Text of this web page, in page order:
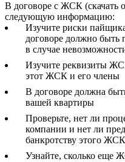
В договоре с ЖСК (скачать
следующую информацию:
Изучите риски
договоре должно быть
в случае
Изучите реквизиты
этот ЖСК и его члены
В договоре должна
вашей квартиры
Проверьте, нет ли
компании и нет ли
банкротству этого ЖСК
Узнайте, сколько еще